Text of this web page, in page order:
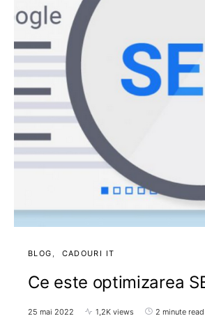
BLOG CADOURI IT
Ce este optimizarea
25 mai 2022 1,2K views 2 minute read